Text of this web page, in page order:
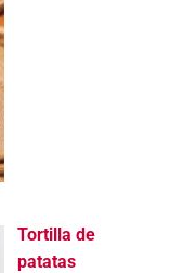
Tortilla de
patatas